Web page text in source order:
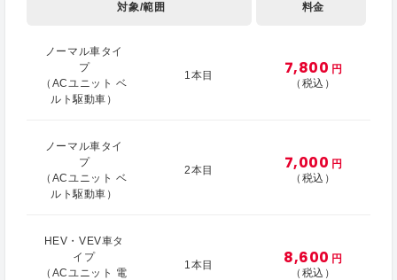
対象/範囲 料金
ノーマル車タイ
プ
（ACユニット ベ
ルト駆動車）
1本目 7,800 円
（税込）
ノーマル車タイ
プ
（ACユニット ベ
ルト駆動車）
2本目 7,000 円
（税込）
HEV・VEV車タ
イプ
（ACユニット 電
1本目 8,600 円
（税込）